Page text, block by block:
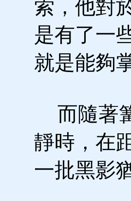
索，他對
是有了一
就是能夠
而隨著
靜時，在
一批黑影